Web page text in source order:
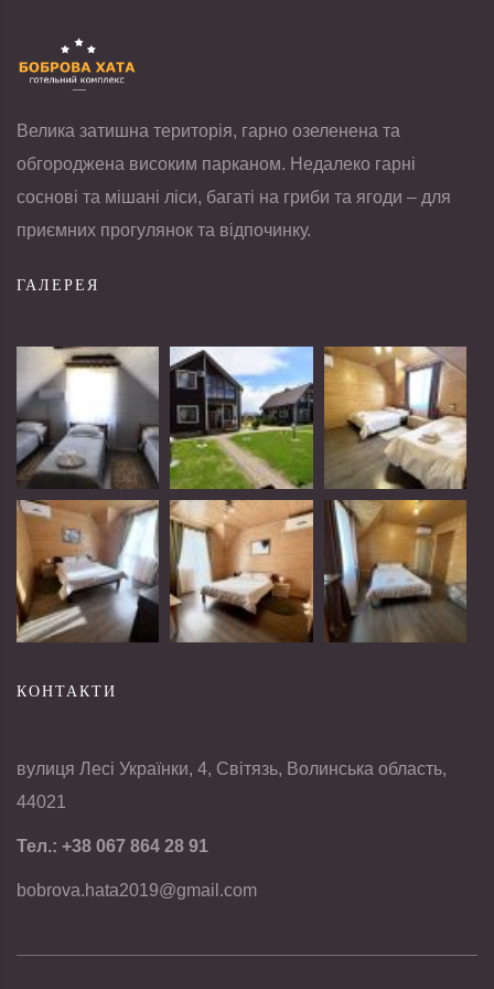
Велика затишна територія, гарно озеленена та
обгороджена високим парканом. Недалеко гарні
соснові та мішані ліси, багаті на гриби та ягоди – для
приємних прогулянок та відпочинку.
ГАЛЕРЕЯ
КОНТАКТИ
вулиця Лесі Українки, 4, Світязь, Волинська область,
44021
Тел.: +38 067 864 28 91
bobrova.hata2019@gmail.com